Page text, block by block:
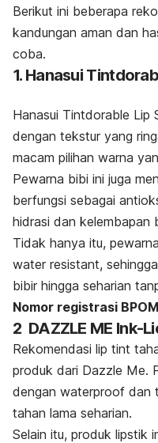
Berikut ini beberapa
kandungan aman dan
coba.
1. Hanasui
Hanasui Tintdorable Lip
dengan tekstur yang
macam pilihan warna
Pewarna bibi ini juga
berfungsi sebagai
hidrasi dan kelembapan
Tidak hanya itu,
water resistant,
bibir hingga seharian
Nomor registrasi
2 DAZZLE ME Ink-
Rekomendasi lip tint
produk dari Dazzle Me.
dengan waterproof dan
tahan lama seharian.
Selain itu, produk lipstik